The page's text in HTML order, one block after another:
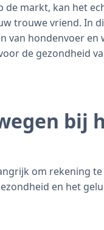
de markt, kan het
trouwe vriend. In
van hondenvoer en
de gezondheid
bij
om rekening
en het